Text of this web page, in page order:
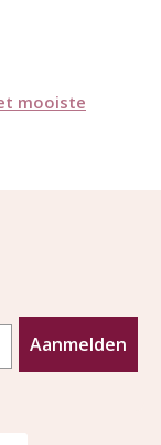
mooiste
Aanmelden